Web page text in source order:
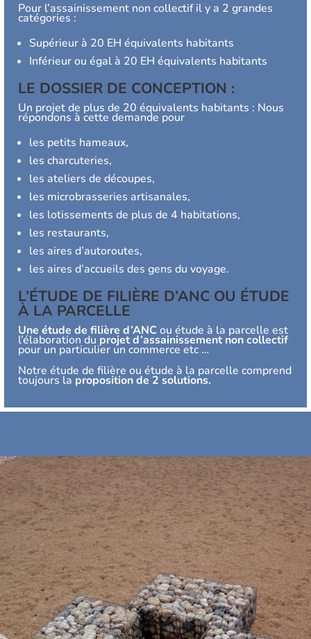
Pour l’assainissement non collectif il y a 2 grandes
catégories :
Supérieur à 20 EH équivalents habitants
Inférieur ou égal à 20 EH équivalents habitants
LE DOSSIER DE CONCEPTION :
Un projet de plus de 20 équivalents habitants : Nous
répondons à cette demande pour
les petits hameaux,
les charcuteries,
les ateliers de découpes,
les microbrasseries artisanales,
les lotissements de plus de 4 habitations,
les restaurants,
les aires d’autoroutes,
les aires d’accueils des gens du voyage.
L’ÉTUDE DE FILIÈRE D’ANC OU ÉTUDE
À LA PARCELLE
Une étude de filière d’ANCou étude à la parcelle est
l’élaboration du projet d’assainissement non collectif
pour un particulier un commerce etc …
Notre étude de filière ou étude à la parcelle comprend
toujours la proposition de 2 solutions.